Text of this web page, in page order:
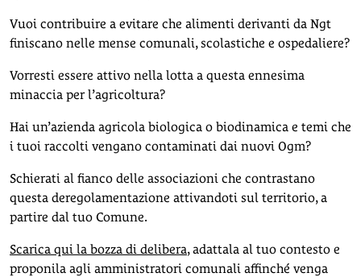
Vuoi contribuire a evitare che alimenti derivanti da Ngt
finiscano nelle mense comunali, scolastiche e ospedaliere?
Vorresti essere attivo nella lotta a questa ennesima
minaccia per l’agricoltura?
Hai un’azienda agricola biologica o biodinamica e temi che
i tuoi raccolti vengano contaminati dai nuovi Ogm?
Schierati al fianco delle associazioni che contrastano
questa deregolamentazione attivandoti sul territorio, a
partire dal tuo Comune.
Scarica qui la bozza di delibera, adattala al tuo contesto e
proponila agli amministratori comunali affinché venga